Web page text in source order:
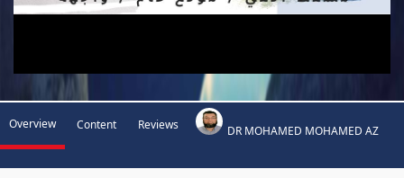
Overview Content Reviews DR MOHAMED MOHAMED AZ